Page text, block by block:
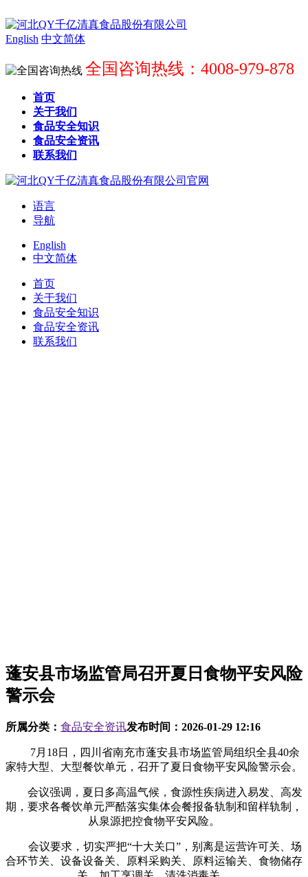
English 中文简体
全国咨询热线：4008-979-878
首页
关于我们
食品安全知识
食品安全资讯
联系我们
语言
导航
English
中文简体
首页
关于我们
食品安全知识
食品安全资讯
联系我们
蓬安县市场监管局召开夏日食物平安风险
警示会
所属分类： 食品安全资讯发布时间： 2026-01-29 12:16
7月18日，四川省南充市蓬安县市场监管局组织全县40余
家特大型、大型餐饮单元，召开了夏日食物平安风险警示会。
会议强调，夏日多高温气候，食源性疾病进入易发、高发
期，要求各餐饮单元严酷落实集体会餐报备轨制和留样轨制，
从泉源把控食物平安风险。
会议要求，切实严把“十大关口”，别离是运营许可关、场
合环节关、设备设备关、原料采购关、原料运输关、食物储存